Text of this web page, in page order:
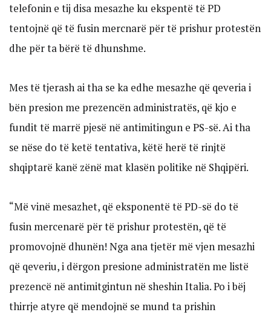
telefonin e tij disa mesazhe ku ekspentë të PD
tentojnë që të fusin mercnarë për të prishur protestën
dhe për ta bërë të dhunshme.
Mes të tjerash ai tha se ka edhe mesazhe që qeveria i
bën presion me prezencën administratës, që kjo e
fundit të marrë pjesë në antimitingun e PS-së. Ai tha
se nëse do të ketë tentativa, këtë herë të rinjtë
shqiptarë kanë zënë mat klasën politike në Shqipëri.
“Më vinë mesazhet, që eksponentë të PD-së do të
fusin mercenarë për të prishur protestën, që të
promovojnë dhunën! Nga ana tjetër më vjen mesazhi
që qeveriu, i dërgon presione administratën me listë
prezencë në antimitgintun në sheshin Italia. Po i bëj
thirrje atyre që mendojnë se mund ta prishin